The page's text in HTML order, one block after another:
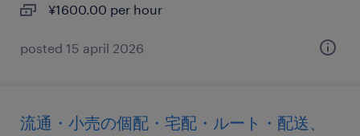
¥1600.00 per hour
posted 15 april 2026
流通・小売の個配・宅配・ルート・配送、